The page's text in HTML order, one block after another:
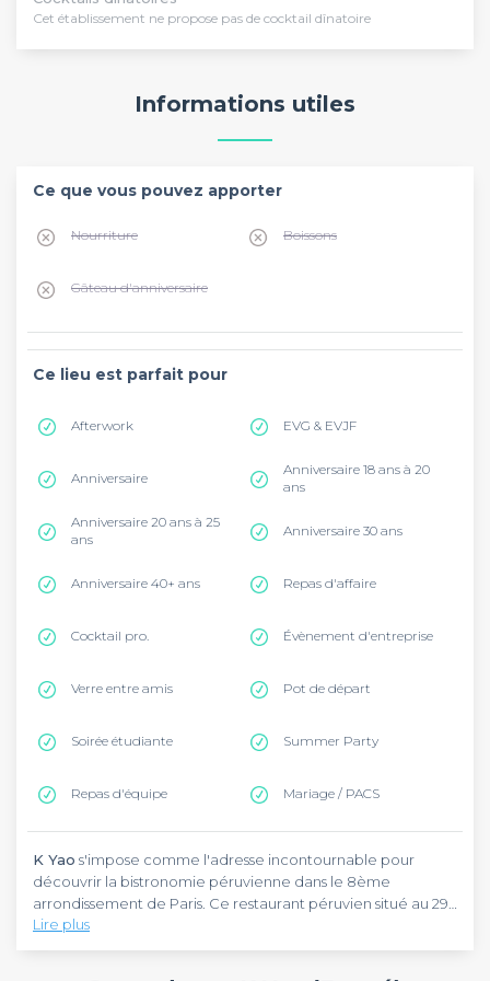
Cet établissement ne propose pas de cocktail dînatoire
Informations utiles
Ce que vous pouvez apporter
Nourriture Boissons
Gâteau d'anniversaire
Ce lieu est parfait pour
Afterwork EVG & EVJF
Anniversaire
Anniversaire 18 ans à 20
ans
Anniversaire 20 ans à 25
ans
Anniversaire 30 ans
Anniversaire 40+ ans Repas d'affaire
Cocktail pro. Évènement d'entreprise
Verre entre amis Pot de départ
Soirée étudiante Summer Party
Repas d'équipe Mariage / PACS
K Yao s'impose comme l'adresse incontournable pour
découvrir la bistronomie péruvienne dans le 8ème
arrondissement de Paris. Ce restaurant péruvien situé au 29
Boulevard Malesherbes, entre La Madeleine et l'Église
Saint-Augustin, propose une expérience culinaire unique
K Yaose distingue par son engagement du fait maison et sa
Lire plus